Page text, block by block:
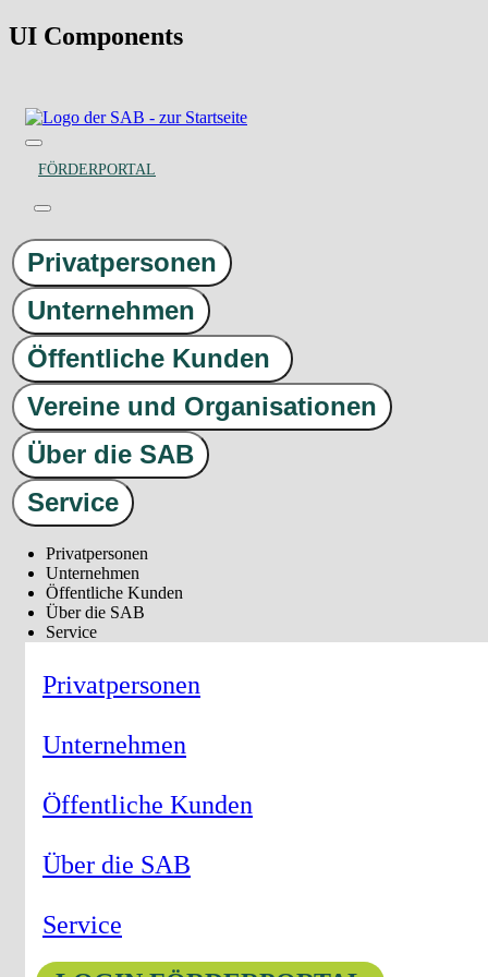
UI Components
FÖRDERPORTAL
Privatpersonen
Unternehmen
Öffentliche Kunden
Vereine und Organisationen
Über die SAB
Service
Privatpersonen
Unternehmen
Öffentliche Kunden
Über die SAB
Service
Privatpersonen
Unternehmen
Öffentliche Kunden
Über die SAB
Service